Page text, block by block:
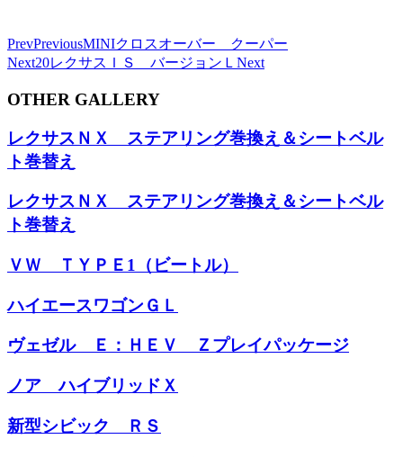
PrevPreviousMINIクロスオーバー クーパー
Next20レクサスＩＳ バージョンＬ Next
OTHER GALLERY
レクサスＮＸ ステアリング巻換え＆シートベル
ト巻替え
レクサスＮＸ ステアリング巻換え＆シートベル
ト巻替え
ＶＷ ＴＹＰＥ1（ビートル）
ハイエースワゴンＧＬ
ヴェゼル Ｅ：ＨＥＶ Ｚプレイパッケージ
ノア ハイブリッドＸ
新型シビック ＲＳ